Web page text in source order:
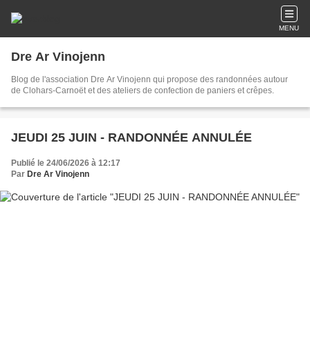
MENU
Dre Ar Vinojenn
Blog de l'association Dre Ar Vinojenn qui propose des randonnées autour
de Clohars-Carnoët et des ateliers de confection de paniers et crêpes.
JEUDI 25 JUIN - RANDONNÉE ANNULÉE
Publié le 24/06/2026 à 12:17
Par Dre Ar Vinojenn